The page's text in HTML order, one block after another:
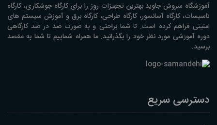
آموزشگاه سروش جاوید بهترین تجهیزات روز را برای کارگاه جوشکاری، کارگاه
تاسیسات، کارگاه آسانسور، کارگاه طراحی، کارگاه برق و آموزش سیستم های
امنیتی فراهم کرده است. تا شما براحتی و به صورت صد در صد کارگاهی
دوره آموزشی مورد نظر خود را بگذرانید. ما همراه شماییم تا شما به مقصد
برسید.
دسترسی سریع